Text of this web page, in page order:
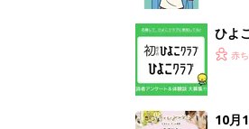
ひよ
赤
10月